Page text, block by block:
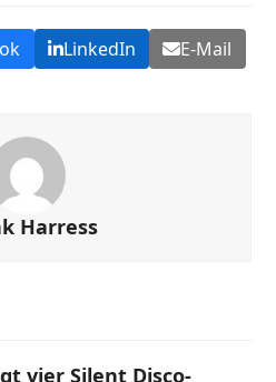
LinkedIn E-Mail
Harress
vier Silent Disco-